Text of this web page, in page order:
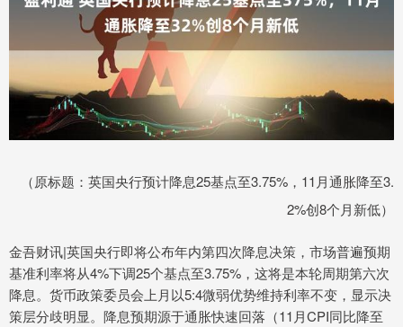
（原标题：英国央行预计降息25基点至3.75%，11月通胀降至3.
2%创8个月新低）
金吾财讯|英国央行即将公布年内第四次降息决策，市场普遍预期
基准利率将从4%下调25个基点至3.75%，这将是本轮周期第六次
降息。货币政策委员会上月以5:4微弱优势维持利率不变，显示决
策层分歧明显。降息预期源于通胀快速回落（11月CPI同比降至